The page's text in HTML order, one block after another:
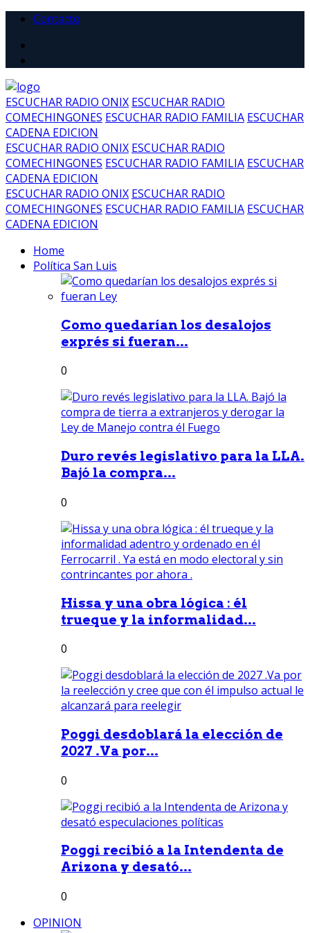
Contacto
ESCUCHAR RADIO ONIX ESCUCHAR RADIO
COMECHINGONES ESCUCHAR RADIO FAMILIA ESCUCHAR
CADENA EDICION
ESCUCHAR RADIO ONIX ESCUCHAR RADIO
COMECHINGONES ESCUCHAR RADIO FAMILIA ESCUCHAR
CADENA EDICION
ESCUCHAR RADIO ONIX ESCUCHAR RADIO
COMECHINGONES ESCUCHAR RADIO FAMILIA ESCUCHAR
CADENA EDICION
Home
Política San Luis
Como quedarían los desalojos
exprés si fueran...
0
Duro revés legislativo para la LLA.
Bajó la compra...
0
Hissa y una obra lógica : él
trueque y la informalidad...
0
Poggi desdoblará la elección de
2027 .Va por...
0
Poggi recibió a la Intendenta de
Arizona y desató...
0
OPINION